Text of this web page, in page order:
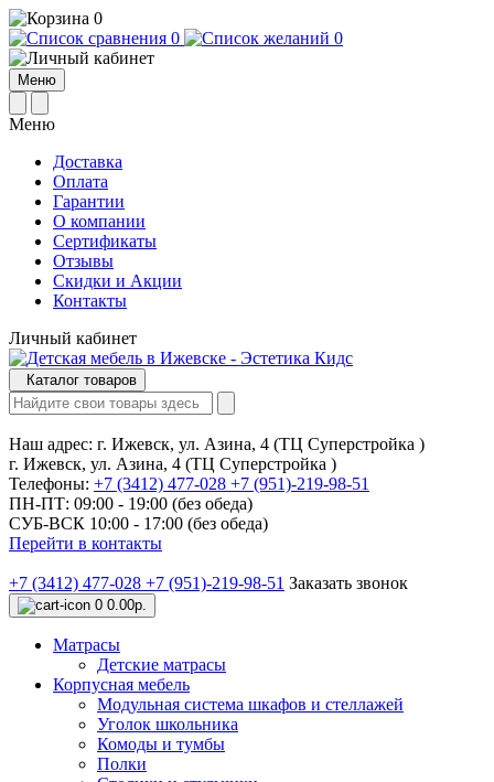
0
0
0
Меню
Меню
Доставка
Оплата
Гарантии
О компании
Сертификаты
Отзывы
Cкидки и Акции
Контакты
Личный кабинет
Каталог товаров
Наш адрес: г. Ижевск, ул. Азина, 4 (ТЦ Суперстройка )
г. Ижевск, ул. Азина, 4 (ТЦ Суперстройка )
Телефоны: +7 (3412) 477-028 +7 (951)-219-98-51
ПН-ПТ: 09:00 - 19:00 (без обеда)
СУБ-ВСК 10:00 - 17:00 (без обеда)
Перейти в контакты
+7 (3412) 477-028 +7 (951)-219-98-51 Заказать звонок
0 0.00р.
Матрасы
Детские матрасы
Корпусная мебель
Модульная система шкафов и стеллажей
Уголок школьника
Комоды и тумбы
Полки